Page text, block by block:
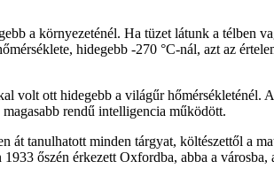
a környezeténél. Ha tüzet látunk a télben
hidegebb -270 °C-nál, azt az
volt ott hidegebb a világűr hőmérsékleténél.
rendű intelligencia működött.
át tanulhatott minden tárgyat, költészettől a
őszén érkezett Oxfordba, abba a városba,